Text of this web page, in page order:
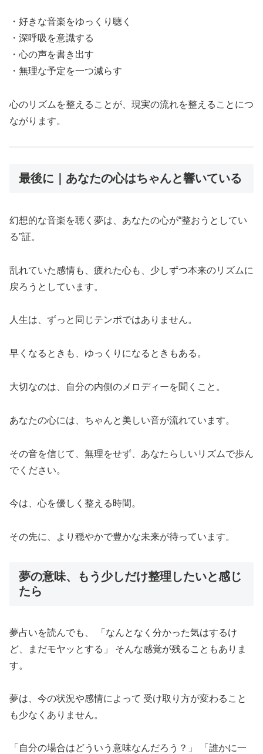
・好きな音楽をゆっくり聴く
・深呼吸を意識する
・心の声を書き出す
・無理な予定を一つ減らす
心のリズムを整えることが、現実の流れを整えることにつ
ながります。
最後に｜あなたの心はちゃんと響いている
幻想的な音楽を聴く夢は、あなたの心が“整おうとしてい
る”証。
乱れていた感情も、疲れた心も、少しずつ本来のリズムに
戻ろうとしています。
人生は、ずっと同じテンポではありません。
早くなるときも、ゆっくりになるときもある。
大切なのは、自分の内側のメロディーを聞くこと。
あなたの心には、ちゃんと美しい音が流れています。
その音を信じて、無理をせず、あなたらしいリズムで歩ん
でください。
今は、心を優しく整える時間。
その先に、より穏やかで豊かな未来が待っています。
夢の意味、もう少しだけ整理したいと感じ
たら
夢占いを読んでも、 「なんとなく分かった気はするけ
ど、まだモヤッとする」 そんな感覚が残ることもありま
す。
夢は、今の状況や感情によって 受け取り方が変わること
も少なくありません。
「自分の場合はどういう意味なんだろう？」 「誰かに一